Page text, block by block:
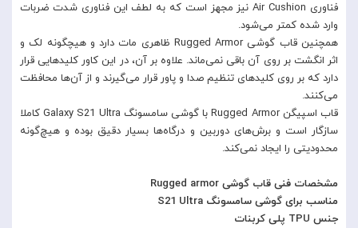
فناوری Air Cushion نیز مجهز است که به لطف این فناوری شدت ضربات
وارد شده کمتر می‌شود.
همچنین قاب گوشی Rugged Armor ظاهری مات دارد و هیچگونه لک و
اثر انگشت بر روی آن باقی نمی‌ماند. علاوه بر آن، در این کاور کلید‌هایی قرار
دارد که بر روی کلید‌های تنظیم صدا و پاور قرار می‌گیرند و از آن‌ها محافظت
می‌کنند.
قاب اسپیگن Rugged Armor با گوشی سامسونگ Galaxy S21 Ultra کاملا
سازگار است و برش‌های دوربین و درگاه‌ها بسیار دقیق بوده و هیچ‌گونه
محدودیتی را ایجاد نمی‌کند.
مشخصات فنی قاب گوشی Rugged armor
مناسب برای گوشی سامسونگ S21 Ultra
جنس TPU پلی کربنات